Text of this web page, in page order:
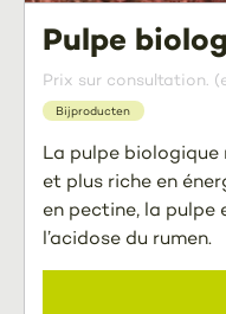
Pulpe
Prix sur consultation.
Bijproducten
La pulpe
et plus riche en
en pectine, la pulpe
l’acidose du rumen.